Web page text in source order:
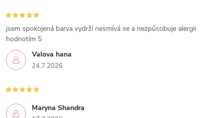
Valova hana
24.7.2026
jsem spokojená barva vydrží nesmívá se a nezpůsobuje alergii
hodnotím 5
Maryna Shandra